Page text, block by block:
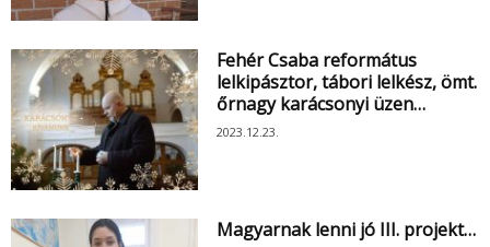
Fehér Csaba református
lelkipásztor, tábori lelkész, ömt.
őrnagy karácsonyi üzen…
2023.12.23.
Magyarnak lenni jó III. projekt…